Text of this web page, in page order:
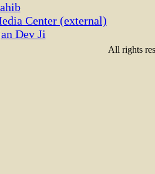
Center (external)
Dev Ji
All rights